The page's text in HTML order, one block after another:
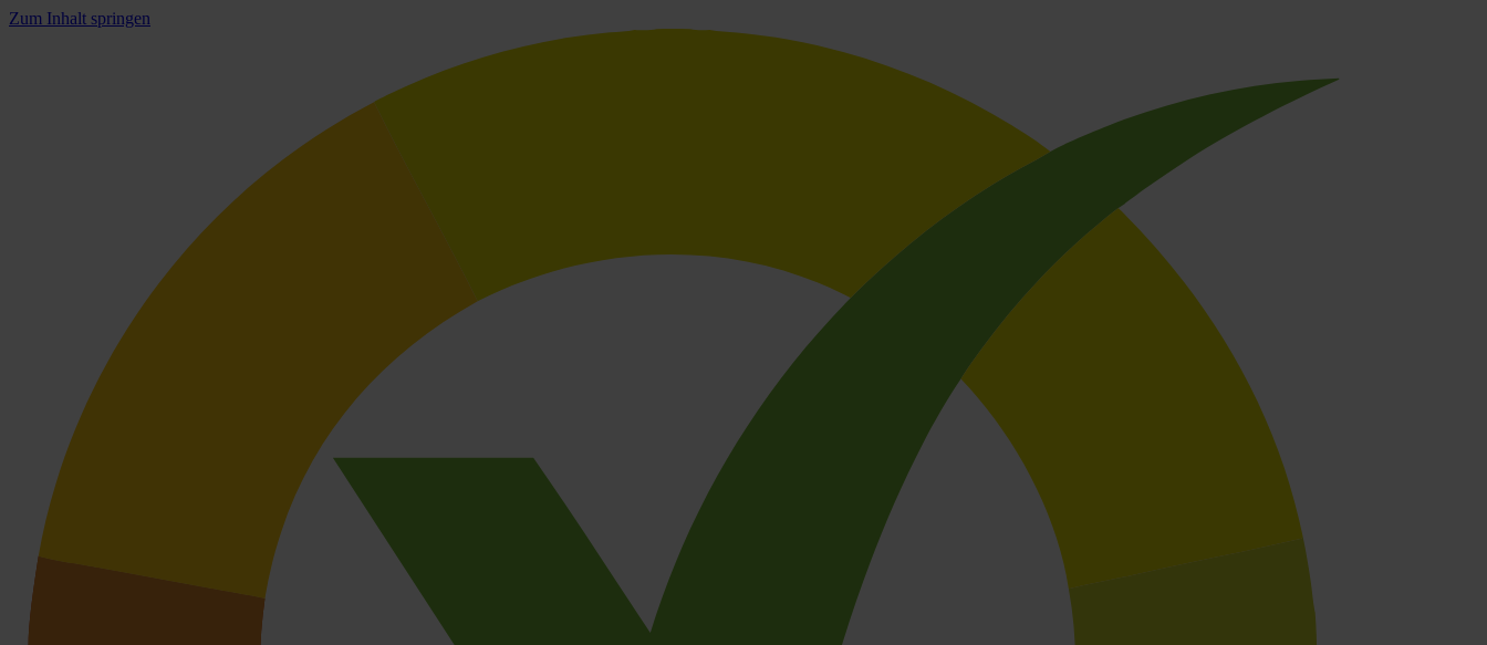
Zum Inhalt springen